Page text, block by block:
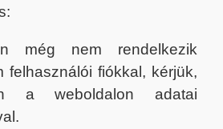
még nem rendelkezik
felhasználói fiókkal, kérjük,
a weboldalon adatai